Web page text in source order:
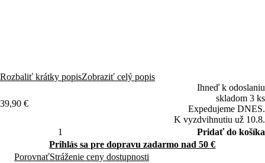
kaderníka každý deň.
Rozbaliť krátky popisZobraziť celý popis
39,90 €
Ihneď k odoslaniu
skladom 3 ks
Expedujeme DNES.
K vyzdvihnutiu už 10.8.
Pridať do košíka
Prihlás sa pre dopravu zadarmo nad 50 €
PorovnaťStráženie ceny dostupnosti